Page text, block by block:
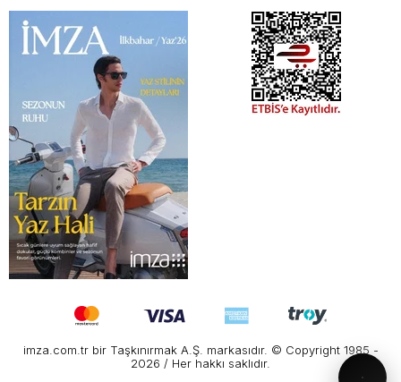
imza.com.tr bir Taşkınırmak A.Ş. markasıdır. © Copyright 1985 -
2026 / Her hakkı saklıdır.